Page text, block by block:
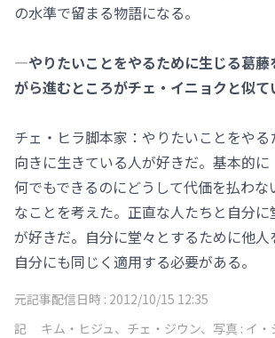
の水準で留まる物語になる。
―やりたいことをやるために生じる葛藤
がら進むところがチェ・イニョクと似て
チェ・ヒラ脚本家：やりたいことをや
向きに生きている人が好きだ。基本的に
何でもできるのにどうして代価を払わな
なことを考えた。正直な人たちと自分
が好きだ。自分に堂々とするために他人
自分にも同じく適用する必要がある。
元記事配信日時 : 2012/10/15 12:35
記
キム・ヒジュ、チェ・ジウン、写真 : イ